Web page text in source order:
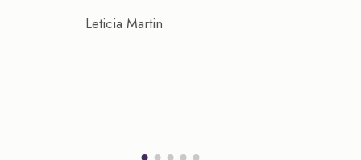
Leticia Martin